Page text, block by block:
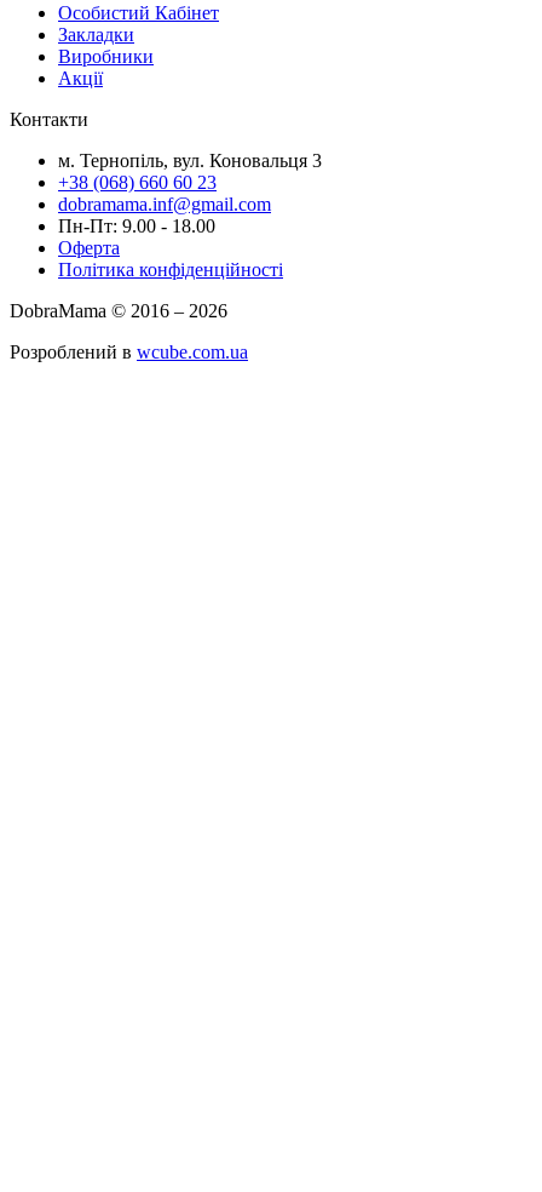
Особистий Кабінет
Закладки
Виробники
Акції
Контакти
м. Тернопіль, вул. Коновальця 3
+38 (068) 660 60 23
dobramama.inf@gmail.com
Пн-Пт: 9.00 - 18.00
Оферта
Політика конфіденційності
DobraMama © 2016 – 2026
Розроблений в wcube.com.ua